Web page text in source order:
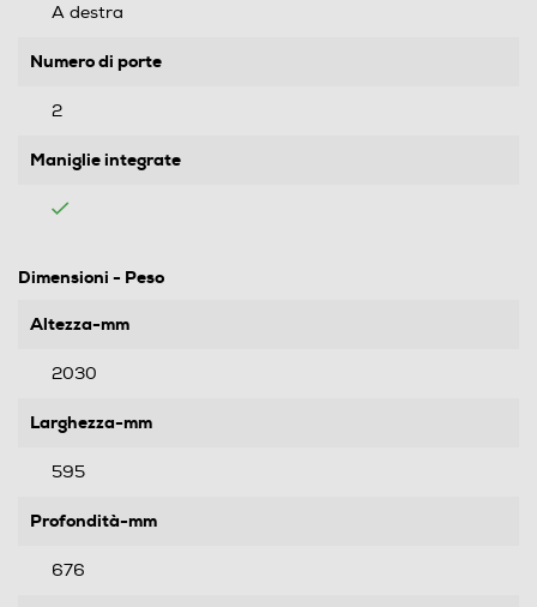
A destra
Numero di porte
2
Maniglie integrate
Dimensioni - Peso
Altezza-mm
2030
Larghezza-mm
595
Profondità-mm
676